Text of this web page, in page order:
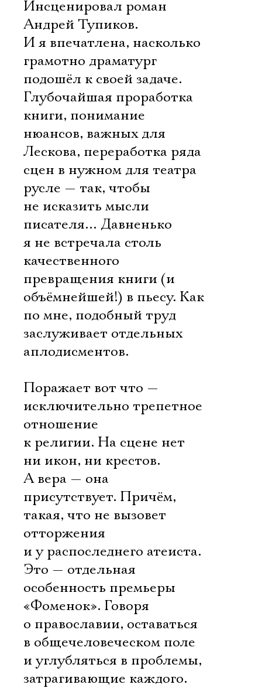
Инсценировал роман
Андрей Тупиков.
И я впечатлена, насколько
грамотно драматург
подошёл к своей задаче.
Глубочайшая проработка
книги, понимание
нюансов, важных для
Лескова, переработка ряда
сцен в нужном для театра
русле — так, чтобы
не исказить мысли
писателя… Давненько
я не встречала столь
качественного
превращения книги (и
объёмнейшей!) в пьесу. Как
по мне, подобный труд
заслуживает отдельных
аплодисментов.
Поражает вот что —
исключительно трепетное
отношение
к религии. На сцене нет
ни икон, ни крестов.
А вера — она
присутствует. Причём,
такая, что не вызовет
отторжения
и у распоследнего атеиста.
Это — отдельная
особенность премьеры
«Фоменок». Говоря
о православии, оставаться
в общечеловеческом поле
и углубляться в проблемы,
затрагивающие каждого.
Ознакомиться